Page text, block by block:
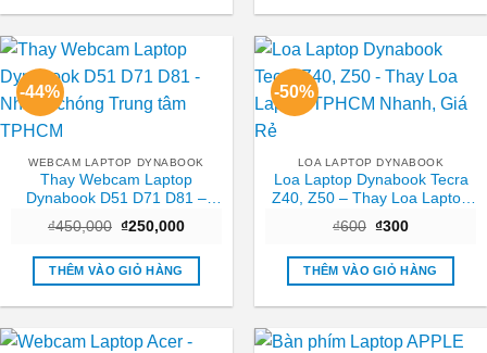
-44%
WEBCAM LAPTOP DYNABOOK
Thay Webcam Laptop
Dynabook D51 D71 D81 –
TPHCM
₫450,000 Giá
là:
₫450,000.
₫250,000Giá
tại
₫250,000.
THÊM VÀO GIỎ HÀNG
-50%
LOA LAPTOP DYNABOOK
Loa Laptop Dynabook Tecra
Z40, Z50 – Thay Loa Laptop
₫600 Giá
là:
₫600.
₫300Giá
tại
là:
₫300.
THÊM VÀO GIỎ HÀNG